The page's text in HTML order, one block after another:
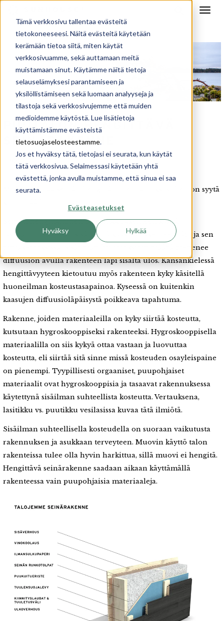
Tämä verkkosivu tallentaa evästeitä
tietokoneeseesi. Näitä evästeitä käytetään
kerämään tietoa siitä, miten käytät
verkkosivuamme, sekä auttamaan meitä
muistamaan sinut. Käytämme näitä tietoja
selauselämyksesi parantamiseen ja
yksilöllistämiseen sekä luomaan analyyseja ja
tilastoja sekä verkkosivujemme että muiden
medioidemme käytöstä. Lue lisätietoja
käyttämistämme evästeistä
tietosuojaselosteestamme.
Jos et hyväksy tätä, tietojasi ei seurata, kun käytät
tätä verkkosivua. Selaimessasi käytetään yhtä
evästettä, jonka avulla muistamme, että sinua ei saa
seurata.
Evästeasetukset
Hyväksy Hylkää
aloitusvaihe ekologisuus
PUUTALON HENGITTÄVÄ
SEINÄRAKENNE
21.11.2016 16:38
Mitä tarkoittaa seinän hengittäminen ja miksi siihen on syytä
Seinän hengittäminen tarkoittaa rakenteen kykyä
tasapainottaa ilman sisältämiä kaasuja rakenteen läpi ja sen
pintakerroksissa. Sisäilman hiilidioksidin määrä pienenee
diffuusion avulla rakenteen läpi sisältä ulos.Kansankielessä
hengittävyyteen kietoutuu myös rakenteen kyky käsitellä
huoneilman kosteustasapainoa. Kyseessä on kuitenkin
kaasujen diffuusioläpäisystä poikkeava tapahtuma.
Rakenne, joiden materiaaleilla on kyky siirtää kosteutta,
kutsutaan hygroskooppiseksi rakenteeksi. Hygroskooppisella
materiaalilla on siis kykyä ottaa vastaan ja luovuttaa
kosteutta, eli siirtää sitä sinne missä kosteuden osayleispaine
on pienempi. Tyypillisesti orgaaniset, puupohjaiset
materiaalit ovat hygroskooppisia ja tasaavat rakennuksessa
käytettynä sisäilman suhteellista kosteutta. Vertauksena,
lasitikku vs. puutikku vesilasissa kuvaa tätä ilmiötä.
Sisäilman suhteellisella kosteudella on suoraan vaikutusta
rakennuksen ja asukkaan terveyteen. Muovin käyttö talon
rakenteissa tulee olla hyvin harkittua, sillä muovi ei hengitä.
Hengittävä seinärakenne saadaan aikaan käyttämällä
rakenteessa vain puupohjaisia materiaaleja.